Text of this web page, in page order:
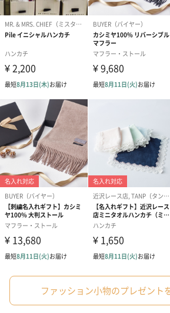
も1日遅くなります。
シーズンブーケ（ひま
わり）（1,880円）
ーン）（1,650
ドライフラワー・プリザーブドフラワ
自然のお花で作ったドライフラワー・プリ
梱します。
一部花材が写真と異なる場合がございます
い。パッケージに入れてお届けします。
ファッション小物のプレゼント